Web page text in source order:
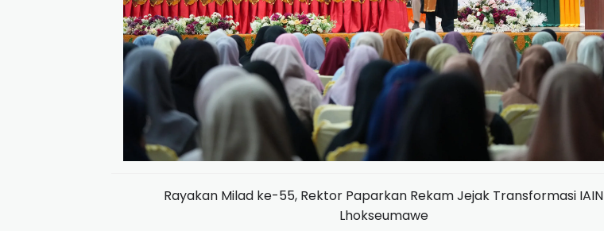
Rayakan Milad ke-55, Rektor Paparkan Rekam Jejak Transformasi IAIN
Lhokseumawe